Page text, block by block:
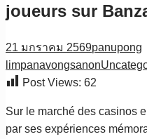
joueurs sur
21 มกราคม 2569panupong
limpanavongsanon
Post Views: 62
Sur le marché des casinos
par ses expériences